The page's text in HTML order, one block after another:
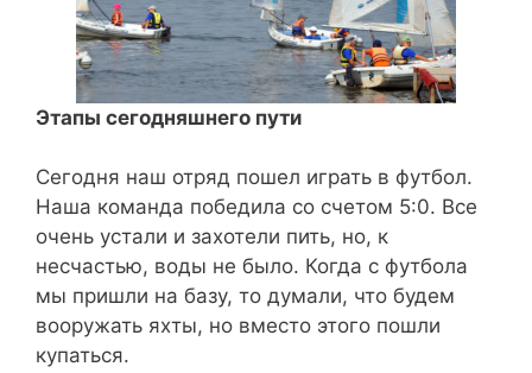
Этапы сегодняшнего пути
Сегодня наш отряд пошел играть в футбол.
Наша команда победила со счетом 5:0. Все
очень устали и захотели пить, но, к
несчастью, воды не было. Когда с футбола
мы пришли на базу, то думали, что будем
вооружать яхты, но вместо этого пошли
купаться.